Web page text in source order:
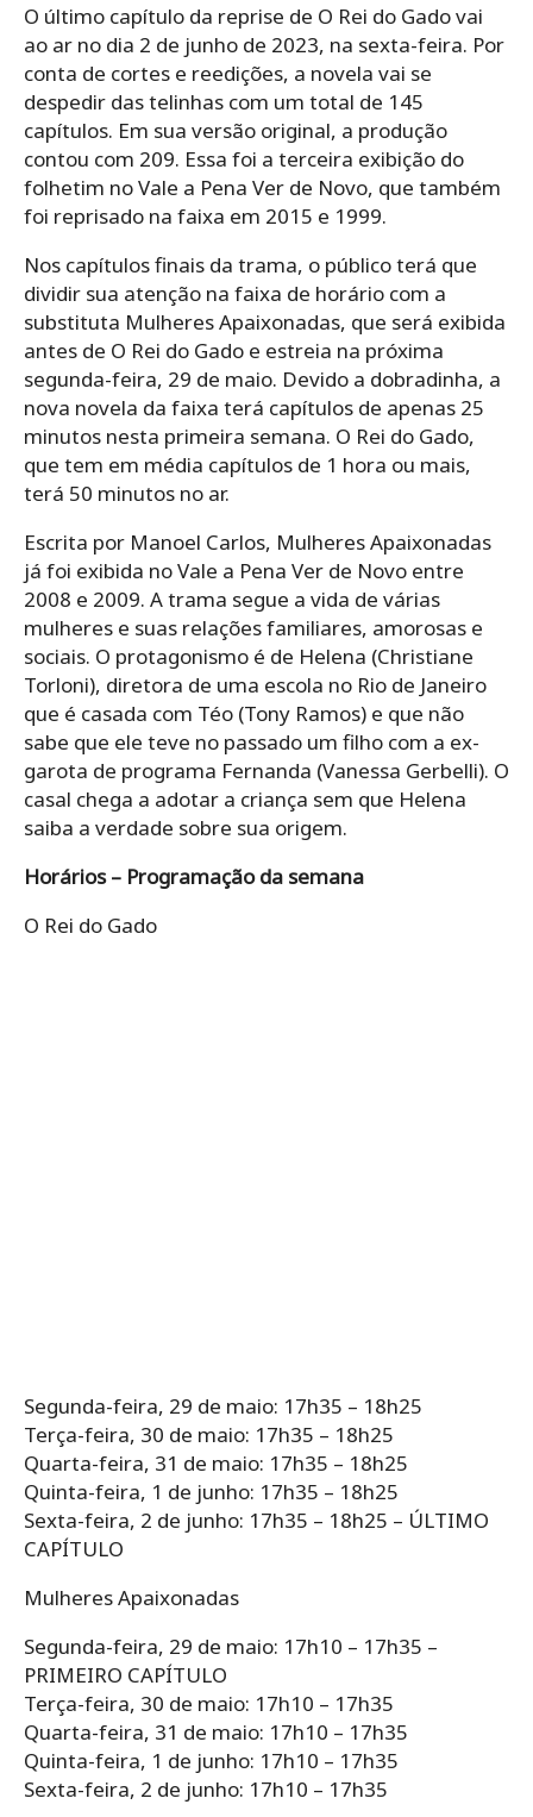
O último capítulo da reprise de O Rei do Gado vai
ao ar no dia 2 de junho de 2023, na sexta-feira. Por
conta de cortes e reedições, a novela vai se
despedir das telinhas com um total de 145
capítulos. Em sua versão original, a produção
contou com 209. Essa foi a terceira exibição do
folhetim no Vale a Pena Ver de Novo, que também
foi reprisado na faixa em 2015 e 1999.
Nos capítulos finais da trama, o público terá que
dividir sua atenção na faixa de horário com a
substituta Mulheres Apaixonadas, que será exibida
antes de O Rei do Gado e estreia na próxima
segunda-feira, 29 de maio. Devido a dobradinha, a
nova novela da faixa terá capítulos de apenas 25
minutos nesta primeira semana. O Rei do Gado,
que tem em média capítulos de 1 hora ou mais,
terá 50 minutos no ar.
Escrita por Manoel Carlos, Mulheres Apaixonadas
já foi exibida no Vale a Pena Ver de Novo entre
2008 e 2009. A trama segue a vida de várias
mulheres e suas relações familiares, amorosas e
sociais. O protagonismo é de Helena (Christiane
Torloni), diretora de uma escola no Rio de Janeiro
que é casada com Téo (Tony Ramos) e que não
sabe que ele teve no passado um filho com a ex-
garota de programa Fernanda (Vanessa Gerbelli). O
casal chega a adotar a criança sem que Helena
saiba a verdade sobre sua origem.
Horários – Programação da semana
O Rei do Gado
Segunda-feira, 29 de maio: 17h35 – 18h25
Terça-feira, 30 de maio: 17h35 – 18h25
Quarta-feira, 31 de maio: 17h35 – 18h25
Quinta-feira, 1 de junho: 17h35 – 18h25
Sexta-feira, 2 de junho: 17h35 – 18h25 – ÚLTIMO
CAPÍTULO
Mulheres Apaixonadas
Segunda-feira, 29 de maio: 17h10 – 17h35 –
PRIMEIRO CAPÍTULO
Terça-feira, 30 de maio: 17h10 – 17h35
Quarta-feira, 31 de maio: 17h10 – 17h35
Quinta-feira, 1 de junho: 17h10 – 17h35
Sexta-feira, 2 de junho: 17h10 – 17h35